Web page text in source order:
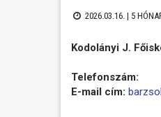
2026.03.16. | 5
Kodolányi J.
Telefonszám:
E-mail cím: